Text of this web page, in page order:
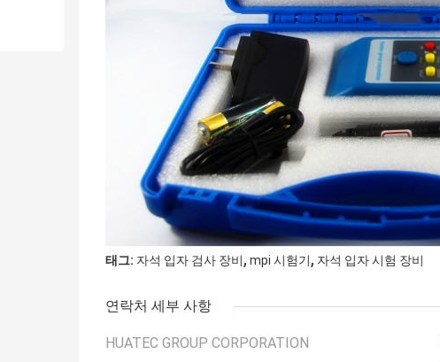
태그: 자석 입자 검사 장비, mpi 시험기, 자석 입자 시험 장비
연락처 세부 사항
HUATEC GROUP CORPORATION